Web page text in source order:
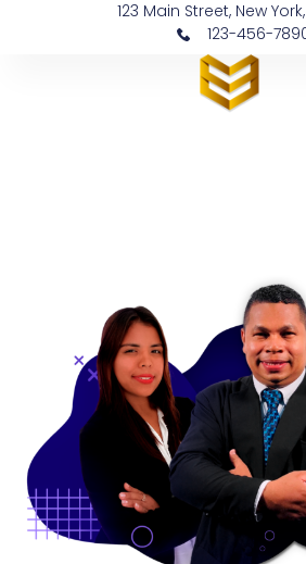
123 Main Street, New York,
123-456-